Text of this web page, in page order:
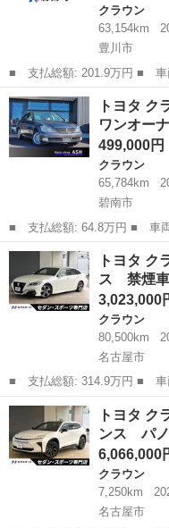
クラウン
63,154km
豊川市
■ 支払総額: 201.9万円 ■ 車両本体価格： 1,895,000 円 ■ メーカ
ー名： トヨタ ■ 車種名：
名： アスリートＳ バック
車 ドラレコ...
愛知 豊川市 クラウン
トヨタ
ワンオー
499,000円
クラウン
65,784km
碧南市
■ 支払総額: 64.8万円 ■ 車両本体価格： 499,000 円 ■ メーカー
名： トヨタ ■ 車種名： ク
ルーン 後期型／ワンオーナ
タート／ＥＴ...
愛知 碧南市 クラウン
トヨタ ク
ス 禁煙
3,023,000
クラウン
80,500km
名古屋市
■ 支払総額: 314.9万円 ■ 車両本体価格： 3,023,000 円 ■ メーカ
ー名： トヨタ ■ 車種名：
名： ＲＳアドバンス 禁煙
ーシートパ...
愛知 名古屋市 クラウ
トヨタ
ンス パ
6,066,000
クラウン
7,250km
名古屋市